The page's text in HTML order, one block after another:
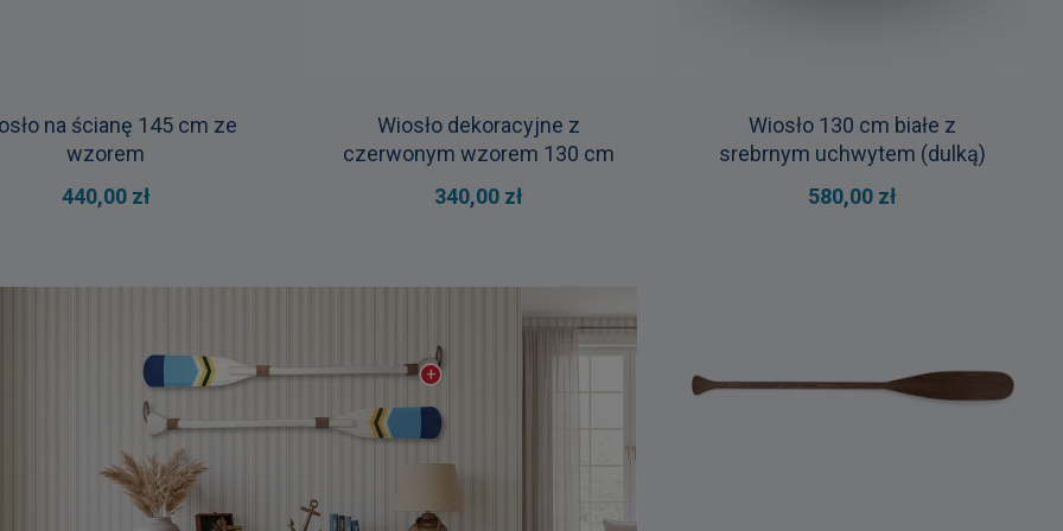
na ścianę 145 cm ze
wzorem
440,00 zł
Wiosło dekoracyjne z
czerwonym wzorem 130 cm
340,00 zł
Wiosło 130 cm białe z
srebrnym uchwytem (dulką)
580,00 zł